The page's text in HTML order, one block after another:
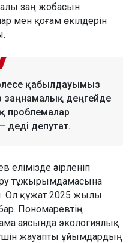
заң жобасын
мен қоғам өкілдерін
қабылдауымыз
заңнамалық деңгейде
проблемалар
деді депутат.
әзірленіп
тұжырымдамасына
Ол құжат 2025 жылы
Пономаревтің
аясында экологиялық
үшін жауапты ұйымдардың